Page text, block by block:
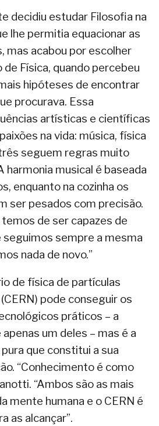
decidiu estudar Filosofia na
lhe permitia equacionar as
mas acabou por escolher
de Física, quando percebeu
hipóteses de encontrar
procurava. Essa
artísticas e científicas
na vida: música, física
seguem regras muito
harmonia musical é baseada
enquanto na cozinha os
ser pesados com precisão.
de ser capazes de
seguimos sempre a mesma
nada de novo.”
de física de partículas
pode conseguir os
práticos – a
um deles – mas é a
que constitui a sua
“Conhecimento é como
“Ambos são as mais
mente humana e o CERN é
as alcançar”.